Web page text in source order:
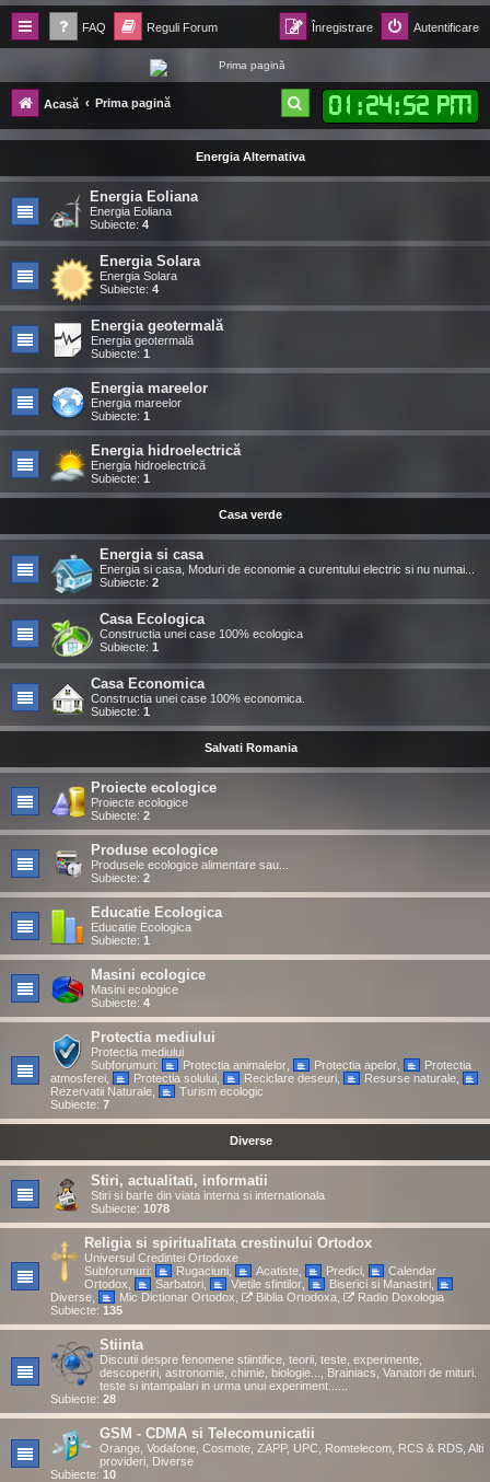
FAQ Reguli Forum Autentificare
Înregistrare
Forum Ecolomania™®
-= Idei pentru viitor =-
Acasă Prima pagină 01 :24:53 PM
ă
r
Energia Alternativa
Energia Eoliana
Energia Eoliana
Subiecte: 4
Energia Solara
Energia Solara
Subiecte: 4
Energia geotermală
Energia geotermală
Subiecte: 1
Energia mareelor
Energia mareelor
Subiecte: 1
Energia hidroelectrică
Energia hidroelectrică
Subiecte: 1
Casa verde
Energia si casa
Energia si casa, Moduri de economie a curentului electric si nu numai...
Subiecte: 2
Casa Ecologica
Constructia unei case 100% ecologica
Subiecte: 1
Casa Economica
Constructia unei case 100% economica.
Subiecte: 1
Salvati Romania
Proiecte ecologice
Proiecte ecologice
Subiecte: 2
Produse ecologice
Produsele ecologice alimentare sau...
Subiecte: 2
Educatie Ecologica
Educatie Ecologica
Subiecte: 1
Masini ecologice
Masini ecologice
Subiecte: 4
Protectia mediului
Protectia mediului
Subforumuri:
Protectia animalelor, Protectia apelor,
Protectia
atmosferei
Protectia solului, Reciclare deseuri, Resurse naturale,
Rezervatii Naturale
Turism ecologic
Subiecte: 7
Diverse
Stiri, actualitati, informatii
Stiri si barfe din viata interna si internationala
Subiecte: 1078
Religia si spiritualitata crestinului Ortodox
Universul Credintei Ortodoxe
Subforumuri:
Rugaciuni, Acatiste, Predici,
Calendar
Ortodox
Sarbatori, Vietile sfintilor, Biserici si Manastiri,
Diverse
Mic Dictionar Ortodox Biblia Ortodoxa,
Radio Doxologia
Subiecte: 135
Stiinta
Discutii despre fenomene stiintifice, teorii, teste, experimente,
descoperiri, astronomie, chimie, biologie..., Brainiacs, Vanatori de mituri.
teste si intampalari in urma unui experiment......
Subiecte: 28
GSM - CDMA si Telecomunicatii
Orange, Vodafone, Cosmote, ZAPP, UPC, Romtelecom, RCS & RDS, Alti
provideri, Diverse
Subiecte: 10